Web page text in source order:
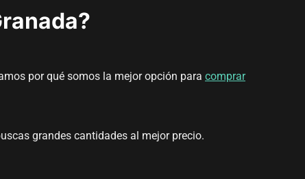
por qué somos la mejor opción para comprar
grandes cantidades al mejor precio.